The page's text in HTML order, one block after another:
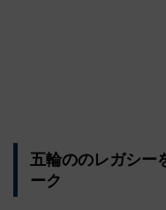
五輪ののレガシー
ーク